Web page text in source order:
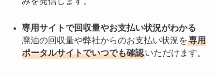
専用サイトで回収量やお支払い状況がわかる
廃油の回収量や弊社からのお支払い状況を専用
ポータルサイトでいつでも確認いただけます。